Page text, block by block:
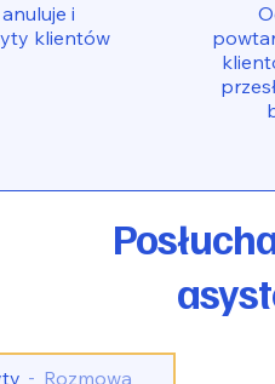
i
klientów
Rozmowa